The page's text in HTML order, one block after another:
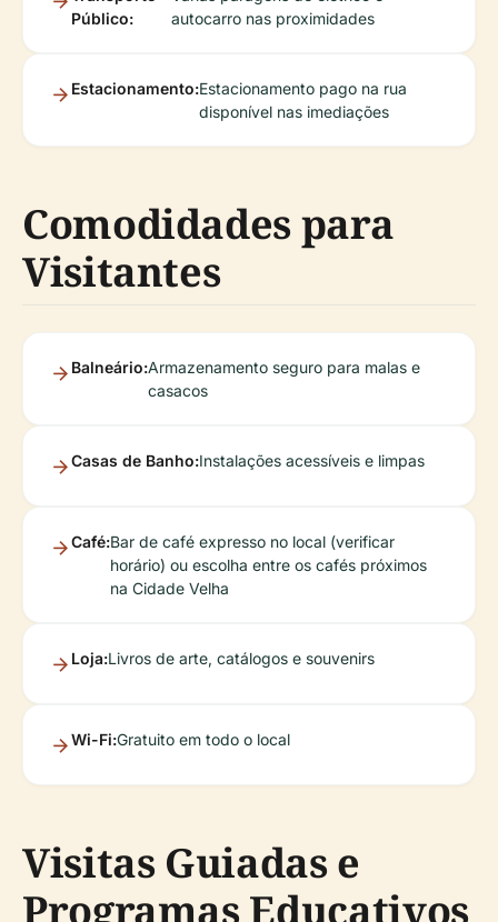
Público:
autocarro nas proximidades
Estacionamento:Estacionamento pago na rua
disponível nas imediações
Comodidades para
Visitantes
Balneário:Armazenamento seguro para malas e
casacos
Casas de Banho:Instalações acessíveis e limpas
Café:Bar de café expresso no local (verificar
horário) ou escolha entre os cafés próximos
na Cidade Velha
Loja:Livros de arte, catálogos e souvenirs
Wi-Fi:Gratuito em todo o local
Visitas Guiadas e
Programas Educativos